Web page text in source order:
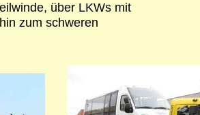
über LKWs mit
zum schweren